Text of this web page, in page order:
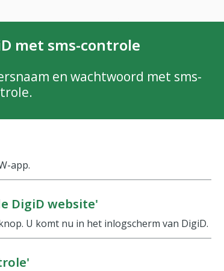
met sms-controle
en wachtwoord met sms-
app.
DigiD website'
U komt nu in het inlogscherm van DigiD.